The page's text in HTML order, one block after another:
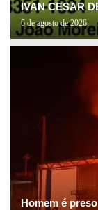
IVAN CESAR
6 de agosto de 2026
Homem é